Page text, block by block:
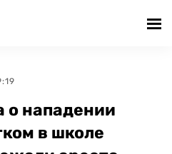
о нападении
в школе